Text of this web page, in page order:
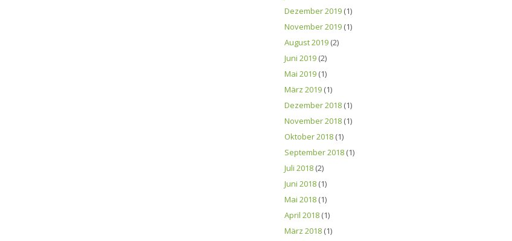
Dezember 2019 (1)
November 2019 (1)
August 2019 (2)
Juni 2019 (2)
Mai 2019 (1)
März 2019 (1)
Dezember 2018 (1)
November 2018 (1)
Oktober 2018 (1)
September 2018 (1)
Juli 2018 (2)
Juni 2018 (1)
Mai 2018 (1)
April 2018 (1)
März 2018 (1)